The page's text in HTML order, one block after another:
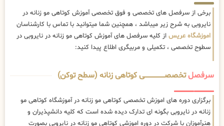
برخی از سرفصل های تخصصی و فوق تخصصی آموزش کوتاهی مو زنانه در
نایروبی به شرح زیر میباشد ، همچنین شما میتوانید با تماس با کارشناسان
اموزشگاه عریس از کلیه سرفصل های آموزش کوتاهی مو زنانه در نایروبی در
سطوح تخصصی ، تکمیلی و مربیگری اطلاع پیدا کنید:
سرفصلتخصصــــــــــــــــــــی کوتاهی زنانه (سطح توکن)
برگزاری دوره های اموزش تخصصی کوتاهی مو زنانه در آموزشگاه کوتاهی مو
زنانه در نایروبی بگونه ای تدارک دیده شده است که کلیه دانشپذیران و
هنرآموزان با شرکت در دوره اموزشی کوتاهی مو زنانه در نایروبی بصورت